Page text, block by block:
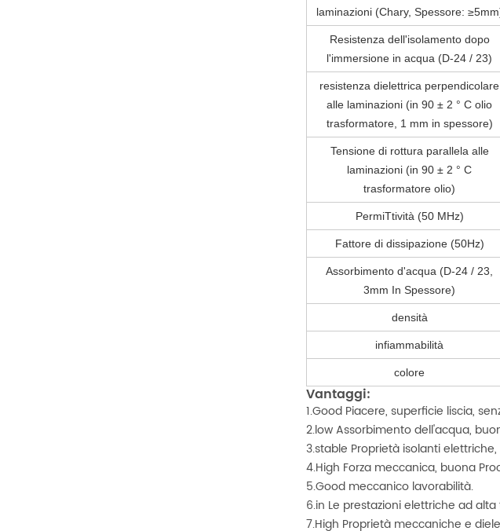
laminazioni (Chary, Spessore:
Resistenza dell'isolamento dopo
l'immersione in acqua (D-24 / 23)
resistenza dielettrica perpendicolare
alle laminazioni (in 90 ± 2 ° C olio
trasformatore, 1 mm in spessore)
Tensione di rottura parallela alle
laminazioni (in 90 ± 2 ° C
trasformatore olio)
PermiTtività (50 MHz)
Fattore di dissipazione (50Hz)
Assorbimento d'acqua (D-24 / 23,
3mm In Spessore)
densità
infiammabilità
colore
Vantaggi:
1.Good Piacere, superficie liscia,
2.low Assorbimento dell'acqua,
3.stable Proprietà isolanti
4.High Forza meccanica, buona
5.Good meccanico lavorabilità.
6.in Le prestazioni elettriche ad
7.High Proprietà meccaniche e